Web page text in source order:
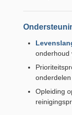
onderhoud
onderdelen
Opleiding